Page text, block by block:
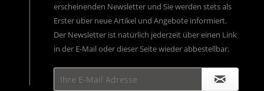
erscheinenden Newsletter und Sie werden stets als
Erster über neue Artikel und Angebote informiert.
Der Newsletter ist natürlich jederzeit über einen Link
in der E-Mail oder dieser Seite wieder abbestellbar.